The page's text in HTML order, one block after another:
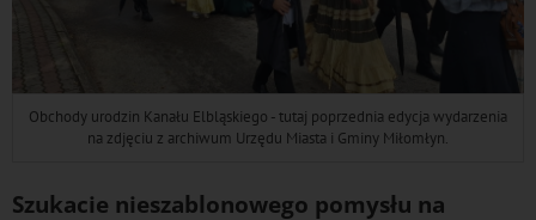
Obchody urodzin Kanału Elbląskiego - tutaj poprzednia edycja wydarzenia
na zdjęciu z archiwum Urzędu Miasta i Gminy Miłomłyn.
Szukacie nieszablonowego pomysłu na